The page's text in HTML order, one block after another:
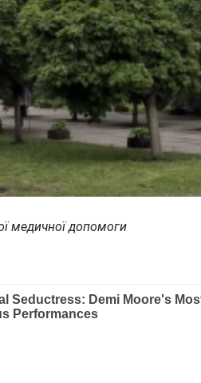
медичної допомоги